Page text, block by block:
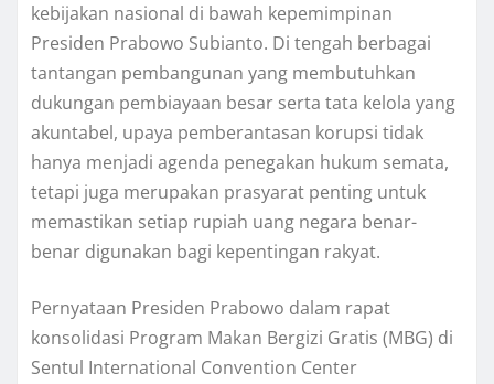
kebijakan nasional di bawah kepemimpinan
Presiden Prabowo Subianto. Di tengah berbagai
tantangan pembangunan yang membutuhkan
dukungan pembiayaan besar serta tata kelola yang
akuntabel, upaya pemberantasan korupsi tidak
hanya menjadi agenda penegakan hukum semata,
tetapi juga merupakan prasyarat penting untuk
memastikan setiap rupiah uang negara benar-
benar digunakan bagi kepentingan rakyat.
Pernyataan Presiden Prabowo dalam rapat
konsolidasi Program Makan Bergizi Gratis (MBG) di
Sentul International Convention Center